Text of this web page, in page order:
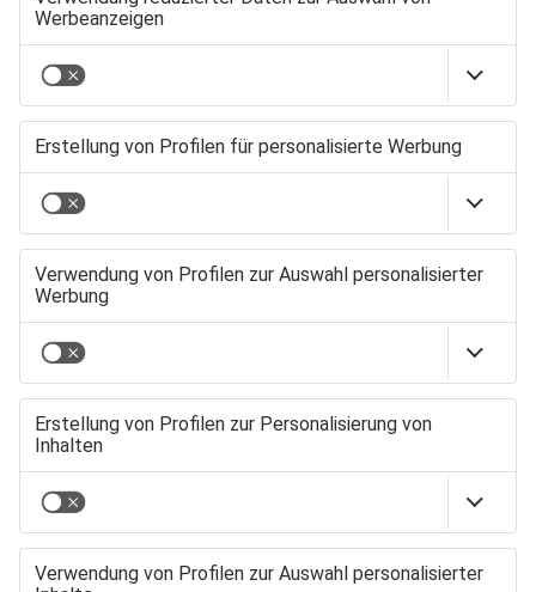
KLIMASCHUTZ UND VIELE
ANDERE STELLSCHRAUBEN:
MEDIENGRUPPE PRESSEDRUCK
HANDELT NACHHALTIG